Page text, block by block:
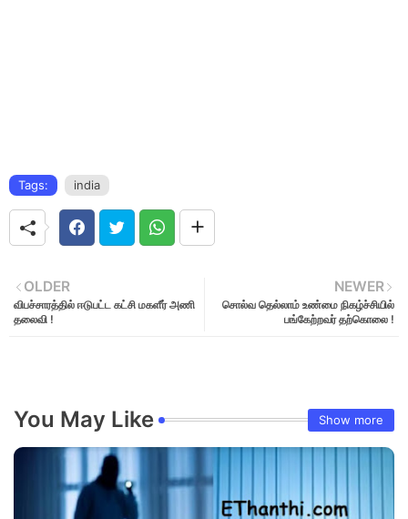
Tags: india
NEWER
சொல்வ தெல்லாம் உண்மை நிகழ்ச்சியில்
பங்கேற்றவர் தற்கொலை !
OLDER
விபச்சாரத்தில் ஈடுபட்ட கட்சி மகளீர் அணி
தலைவி !
You May Like Show more